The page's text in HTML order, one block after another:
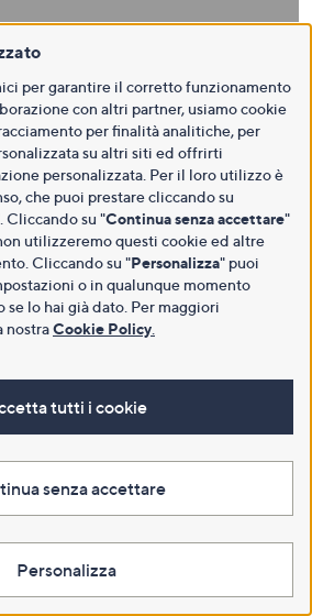
per garantire il corretto funzionamento
con altri partner, usiamo cookie
per finalità analitiche, per
su altri siti ed offrirti
personalizzata. Per il loro utilizzo è
che puoi prestare cliccando su
Cliccando su "Continua senza accettare"
utilizzeremo questi cookie ed altre
Cliccando su "Personalizza" puoi
o in qualunque momento
se lo hai già dato. Per maggiori
nostraCookie Policy
tutti i cookie
senza accettare
Personalizza